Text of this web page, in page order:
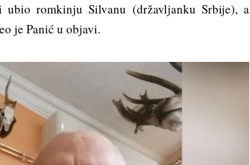
ubio romkinju Silvanu (državljanku Srbije), a
je Panić u objavi.